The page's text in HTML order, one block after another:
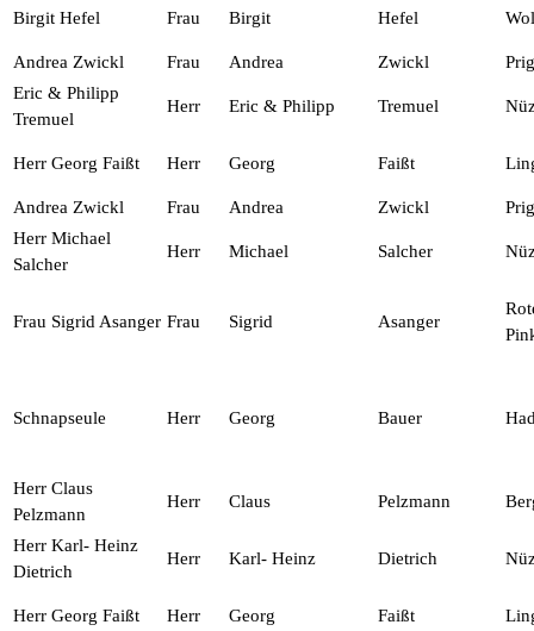
Birgit Hefel Frau Birgit Hefel
Andrea Zwickl Frau Andrea Zwickl
Eric & Philipp
Tremuel
Herr Eric & Philipp Tremuel
Herr Georg Faißt Herr Georg Faißt
Andrea Zwickl Frau Andrea Zwickl
Herr Michael
Salcher
Herr Michael Salcher
Frau Sigrid Asanger Frau Sigrid Asanger
Schnapseule Herr Georg Bauer
Herr Claus
Pelzmann
Herr Claus Pelzmann
Herr Karl- Heinz
Dietrich
Herr Karl- Heinz Dietrich
Herr Georg Faißt Herr Georg Faißt